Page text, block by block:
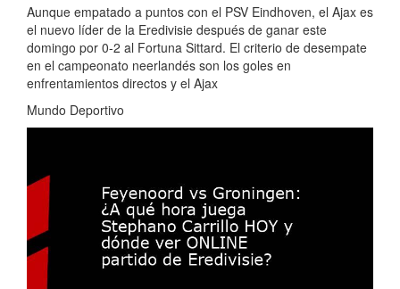
Aunque empatado a puntos con el PSV Eindhoven, el Ajax es
el nuevo líder de la Eredivisie después de ganar este
domingo por 0-2 al Fortuna Sittard. El criterio de desempate
en el campeonato neerlandés son los goles en
enfrentamientos directos y el Ajax
Mundo Deportivo